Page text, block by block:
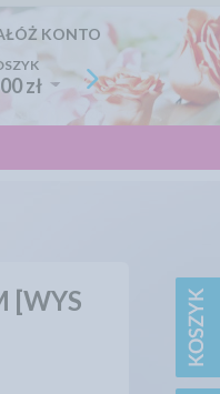
KONTO
zł
[WYS